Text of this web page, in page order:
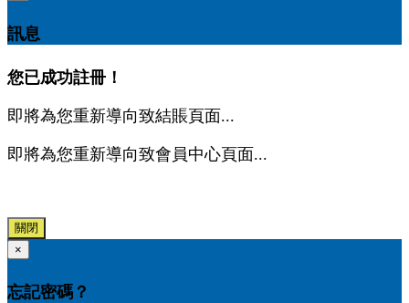
訊息
您已成功註冊！
即將為您重新導向致結賬頁面...
即將為您重新導向致會員中心頁面...
關閉
×
忘記密碼？